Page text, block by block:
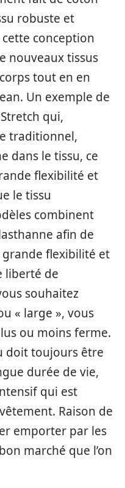
robuste et
conception
nouveaux tissus
tout en en
Un exemple de
qui,
traditionnel,
dans le tissu, ce
flexibilité et
le tissu
combinent
afin de
flexibilité et
liberté de
souhaitez
« large », vous
ou moins ferme.
doit toujours être
durée de vie,
qui est
Raison de
emporter par les
marché que l’on